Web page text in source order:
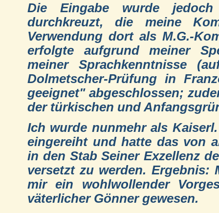
Die Eingabe wurde jedoch
durchkreuzt, die meine
Verwendung dort als M.G.-
erfolgte aufgrund meiner
meiner Sprachkenntnisse
Dolmetscher-Prüfung in
geeignet" abgeschlossen;
der türkischen und
Ich wurde nunmehr als
eingereiht und hatte das von
in den Stab Seiner Exzellenz
versetzt zu werden. Ergebnis:
mir ein wohlwollender
väterlicher Gönner gewesen.